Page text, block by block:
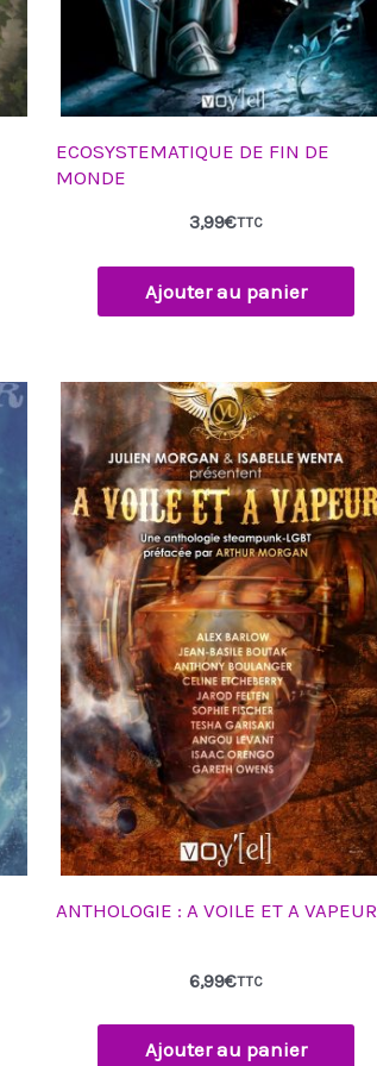
ECOSYSTEMATIQUE DE FIN DE
MONDE
3,99€TTC
Ajouter au panier
ANTHOLOGIE : A VOILE ET A VAPEUR
6,99€TTC
Ajouter au panier